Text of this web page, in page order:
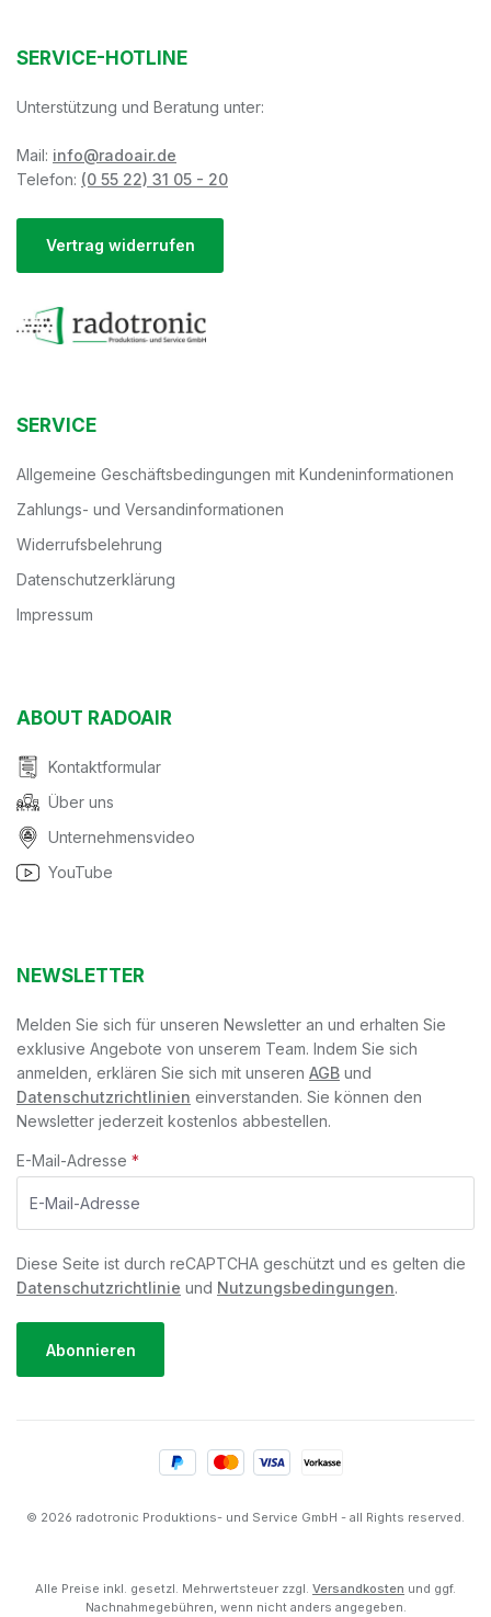
SERVICE-HOTLINE
Unterstützung und Beratung unter:
Mail: info@radoair.de
Telefon: (0 55 22) 31 05 - 20
Vertrag widerrufen
SERVICE
Allgemeine Geschäftsbedingungen mit Kundeninformationen
Zahlungs- und Versandinformationen
Widerrufsbelehrung
Datenschutzerklärung
Impressum
ABOUT RADOAIR
Kontaktformular
Über uns
Unternehmensvideo
YouTube
NEWSLETTER
Melden Sie sich für unseren Newsletter an und erhalten Sie
exklusive Angebote von unserem Team. Indem Sie sich
anmelden, erklären Sie sich mit unseren AGB und
Datenschutzrichtlinien einverstanden. Sie können den
Newsletter jederzeit kostenlos abbestellen.
E-Mail-Adresse *
Diese Seite ist durch reCAPTCHA geschützt und es gelten die
Datenschutzrichtlinie und Nutzungsbedingungen.
Abonnieren
© 2026 radotronic Produktions- und Service GmbH - all Rights reserved.
Alle Preise inkl. gesetzl. Mehrwertsteuer zzgl. Versandkosten und ggf.
Nachnahmegebühren, wenn nicht anders angegeben.